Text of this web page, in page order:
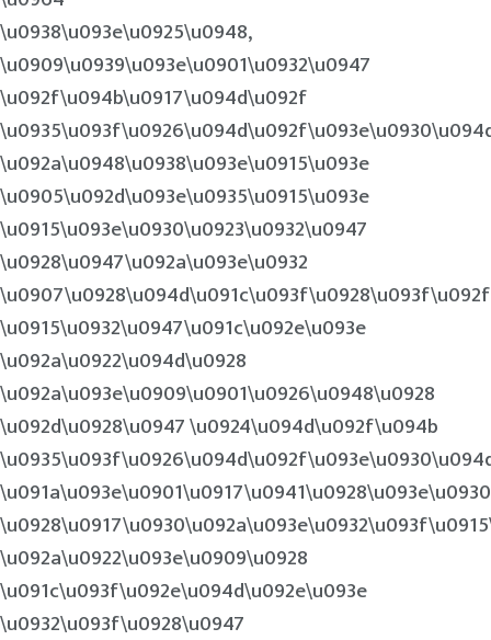
\u0938\u093e\u0925\u0948,
\u0909\u0939\u093e\u0901\u0932\u0947
\u092f\u094b\u0917\u094d\u092f
\u092a\u0948\u0938\u093e\u0915\u093e
\u0905\u092d\u093e\u0935\u0915\u093e
\u0915\u093e\u0930\u0923\u0932\u0947
\u0928\u0947\u092a\u093e\u0932
\u0915\u0932\u0947\u091c\u092e\u093e
\u092a\u0922\u094d\u0928
\u092a\u093e\u0909\u0901\u0926\u0948\u0928
\u092d\u0928\u0947 \u0924\u094d\u092f\u094b
\u092a\u0922\u093e\u0909\u0928
\u091c\u093f\u092e\u094d\u092e\u093e
\u0932\u093f\u0928\u0947